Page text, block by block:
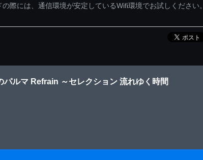
際には、通信環境が安定しているWifi環境でお試しください。
パルマ Refrain ～セレクション 流れゆく時間